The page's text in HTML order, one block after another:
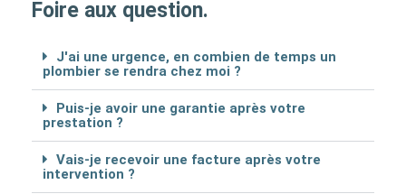
Foire aux question.
J'ai une urgence, en combien de temps un
plombier se rendra chez moi ?
Puis-je avoir une garantie après votre
prestation ?
Vais-je recevoir une facture après votre
intervention ?